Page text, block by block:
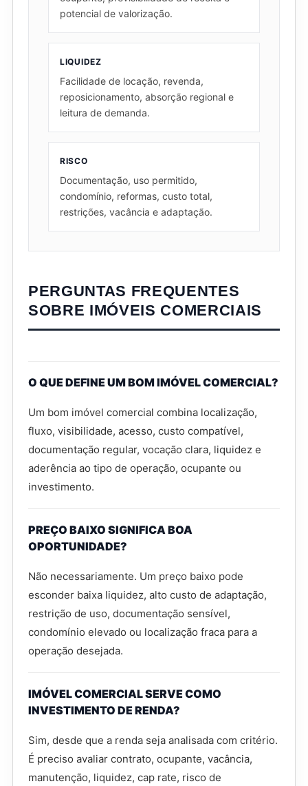
potencial de valorização.
LIQUIDEZ
Facilidade de locação, revenda,
reposicionamento, absorção regional e
leitura de demanda.
RISCO
Documentação, uso permitido,
condomínio, reformas, custo total,
restrições, vacância e adaptação.
PERGUNTAS FREQUENTES
SOBRE IMÓVEIS COMERCIAIS
O QUE DEFINE UM BOM IMÓVEL COMERCIAL?
Um bom imóvel comercial combina localização,
fluxo, visibilidade, acesso, custo compatível,
documentação regular, vocação clara, liquidez e
aderência ao tipo de operação, ocupante ou
investimento.
PREÇO BAIXO SIGNIFICA BOA
OPORTUNIDADE?
Não necessariamente. Um preço baixo pode
esconder baixa liquidez, alto custo de adaptação,
restrição de uso, documentação sensível,
condomínio elevado ou localização fraca para a
operação desejada.
IMÓVEL COMERCIAL SERVE COMO
INVESTIMENTO DE RENDA?
Sim, desde que a renda seja analisada com critério.
É preciso avaliar contrato, ocupante, vacância,
manutenção, liquidez, cap rate, risco de